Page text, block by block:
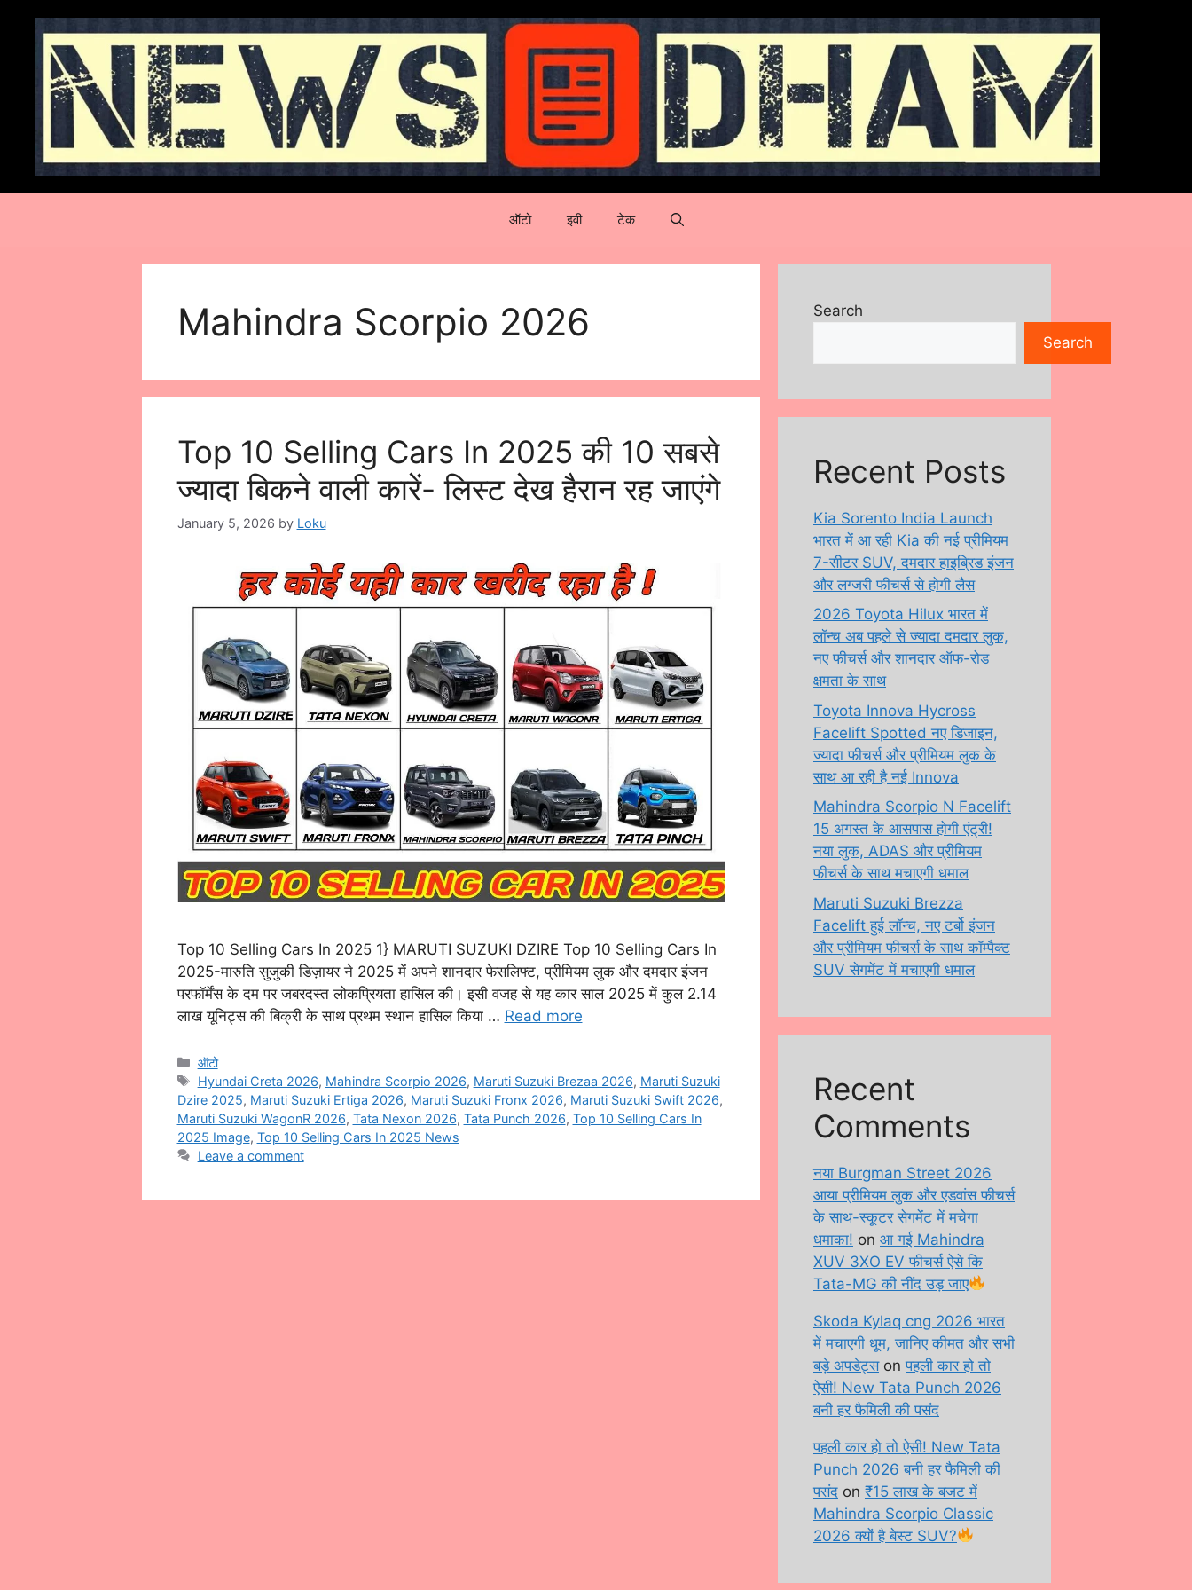
content
ऑटो इवी टेक
Mahindra Scorpio 2026
Top 10 Selling Cars In 2025 की 10 सबसे
ज्यादा बिकने वाली कारें- लिस्ट देख हैरान रह जाएंगे
January 5, 2026 by Loku
Top 10 Selling Cars In 2025 1} MARUTI SUZUKI DZIRE Top 10 Selling Cars In
2025-मारुति सुजुकी डिज़ायर ने 2025 में अपने शानदार फेसलिफ्ट, प्रीमियम लुक और दमदार इंजन
परफॉर्मेंस के दम पर जबरदस्त लोकप्रियता हासिल की। इसी वजह से यह कार साल 2025 में कुल 2.14
लाख यूनिट्स की बिक्री के साथ प्रथम स्थान हासिल किया … Read more
Categories
ऑटो
Tags
Hyundai Creta 2026, Mahindra Scorpio 2026, Maruti Suzuki Brezaa 2026, Maruti Suzuki
Dzire 2025, Maruti Suzuki Ertiga 2026, Maruti Suzuki Fronx 2026, Maruti Suzuki Swift 2026,
Maruti Suzuki WagonR 2026, Tata Nexon 2026, Tata Punch 2026, Top 10 Selling Cars In
2025 Image, Top 10 Selling Cars In 2025 News
Leave a comment
Search
Search
Recent Posts
Kia Sorento India Launch
भारत में आ रही Kia की नई प्रीमियम
7-सीटर SUV, दमदार हाइब्रिड इंजन
और लग्जरी फीचर्स से होगी लैस
2026 Toyota Hilux भारत में
लॉन्च अब पहले से ज्यादा दमदार लुक,
नए फीचर्स और शानदार ऑफ-रोड
क्षमता के साथ
Toyota Innova Hycross
Facelift Spotted नए डिजाइन,
ज्यादा फीचर्स और प्रीमियम लुक के
साथ आ रही है नई Innova
Mahindra Scorpio N Facelift
15 अगस्त के आसपास होगी एंट्री!
नया लुक, ADAS और प्रीमियम
फीचर्स के साथ मचाएगी धमाल
Maruti Suzuki Brezza
Facelift हुई लॉन्च, नए टर्बो इंजन
और प्रीमियम फीचर्स के साथ कॉम्पैक्ट
SUV सेगमेंट में मचाएगी धमाल
Recent
Comments
नया Burgman Street 2026
आया प्रीमियम लुक और एडवांस फीचर्स
के साथ-स्कूटर सेगमेंट में मचेगा
धमाका! on आ गई Mahindra
XUV 3XO EV फीचर्स ऐसे कि
Tata-MG की नींद उड़ जाए
Skoda Kylaq cng 2026 भारत
में मचाएगी धूम, जानिए कीमत और सभी
बड़े अपडेट्सonपहली कार हो तो
ऐसी! New Tata Punch 2026
बनी हर फैमिली की पसंद
पहली कार हो तो ऐसी! New Tata
Punch 2026 बनी हर फैमिली की
पसंद on ₹15 लाख के बजट में
Mahindra Scorpio Classic
2026 क्यों है बेस्ट SUV?